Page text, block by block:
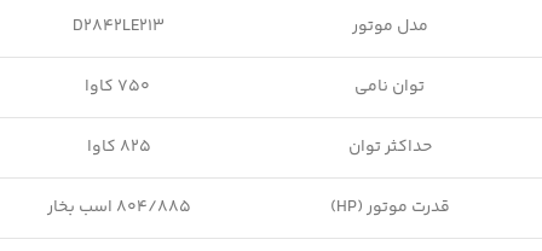
مدل موتور
D2842LE213
توان نامی
حداکثر توان 825 کاوا
قدرت موتور (HP) 804/885 اسب بخار